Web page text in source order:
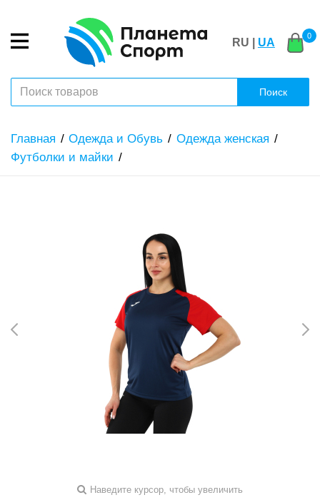
RU | UA
0
Поиск
Главная Одежда и Обувь
Одежда женская
Футболки и майки
Наведите курсор, чтобы увеличить